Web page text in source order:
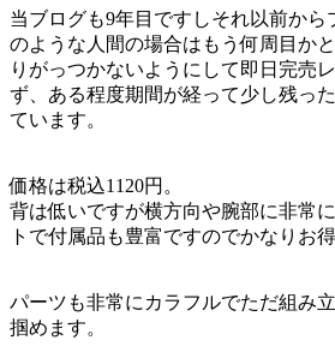
当ブログも9年目ですしそれ以前から
のような人間の場合はもう何周目か
りがっつかないようにして即日完売
ず、ある程度期間が経って少し残っ
ています。
価格は税込1120円。
背は低いですが横方向や腕部に非常
トで付属品も豊富ですのでかなりお
パーツも非常にカラフルでただ組み
掴めます。